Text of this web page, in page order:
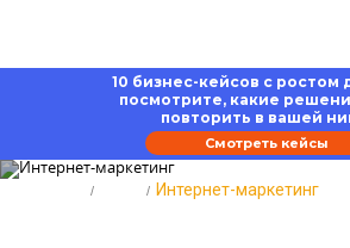
10 бизнес-кейсов с ростом
посмотрите, какие
повторить в вашей
Смотреть кейсы
Интернет-маркетинг